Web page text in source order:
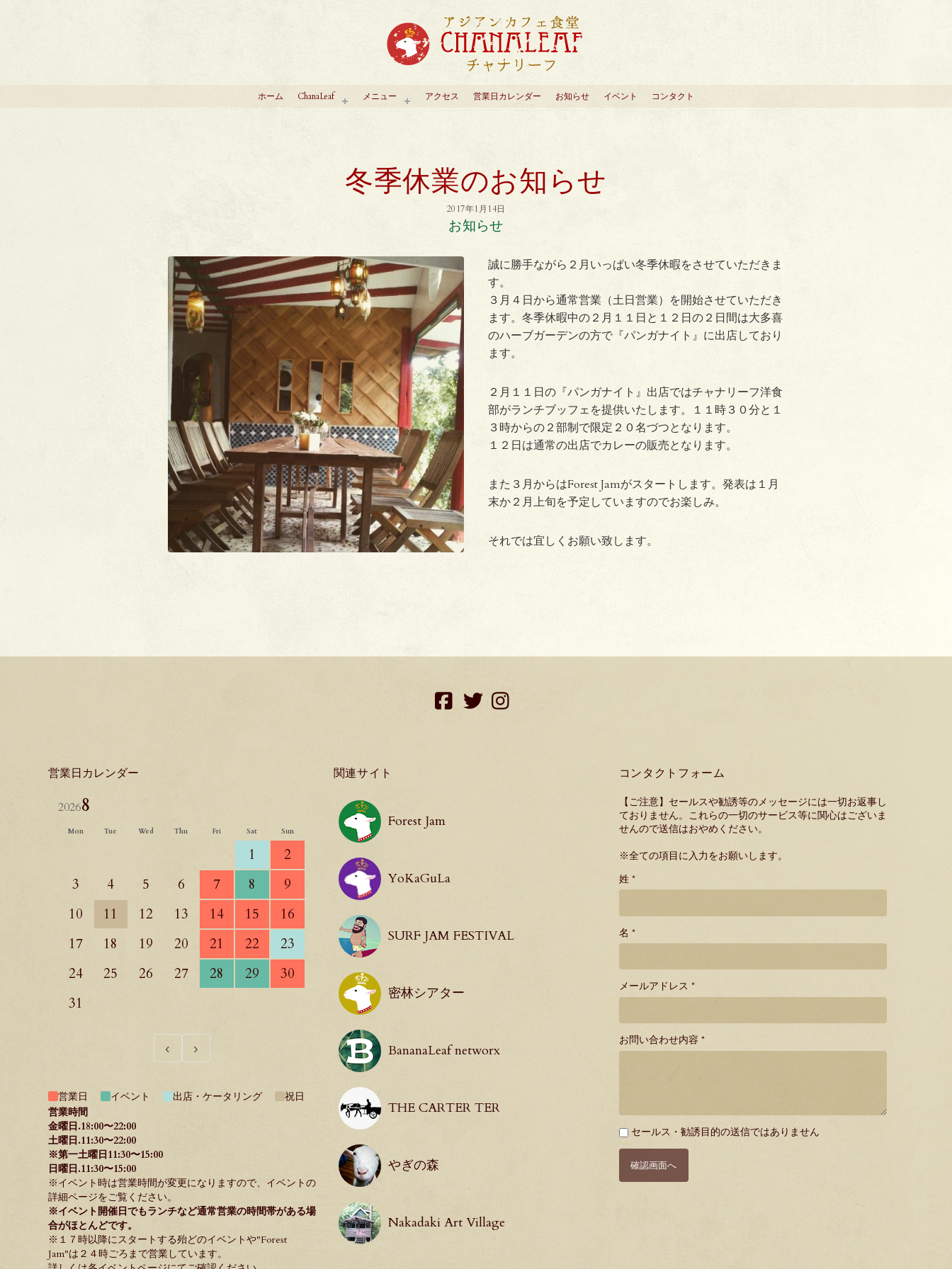
ホーム ChanaLeaf メニュー アクセス 営業日カレンダー お知らせ イベント コンタクト
冬季休業のお知らせ
2017年1月14日
お知らせ
誠に勝手ながら２月いっぱい冬季休暇をさせていただきま
す。
３月４日から通常営業（土日営業）を開始させていただき
ます。冬季休暇中の２月１１日と１２日の２日間は大多喜
のハーブガーデンの方で『パンガナイト』に出店しており
ます。
２月１１日の『パンガナイト』出店ではチャナリーフ洋食
部がランチブッフェを提供いたします。１１時３０分と１
３時からの２部制で限定２０名づつとなります。
１２日は通常の出店でカレーの販売となります。
また３月からはForest Jamがスタートします。発表は１月
末か２月上旬を予定していますのでお楽しみ。
それでは宜しくお願い致します。
営業日カレンダー
20268
Mon Tue Wed Thu Fri Sat Sun
1
2
3
4 5 6 7 8
9
10
11 12 13 14 15
16
17
18 19 20 21 22
23
24
25 26 27 28 29
30
31
‹ ›
営業日 イベント 出店・ケータリング
祝日
営業時間
金曜日.18:00〜22:00
土曜日.11:30〜22:00
※第一土曜日11:30〜15:00
日曜日.11:30〜15:00
※イベント時は営業時間が変更になりますので、イベントの
詳細ページをご覧ください。
※イベント開催日でもランチなど通常営業の時間帯がある場
合がほとんどです。
※１７時以降にスタートする殆どのイベントや"Forest
Jam"は２４時ごろまで営業しています。
関連サイト
Forest Jam
YoKaGuLa
SURF JAM FESTIVAL
密林シアター
BananaLeaf networx
THE CARTER TER
やぎの森
Nakadaki Art Village
コンタクトフォーム
【ご注意】セールスや勧誘等のメッセージには一切お返事し
ておりません。これらの一切のサービス等に関心はございま
せんので送信はおやめください。
※全ての項目に入力をお願いします。
姓 *
名 *
メールアドレス *
お問い合わせ内容 *
必 セールス・勧誘目的の送信ではありません
確認画面へ